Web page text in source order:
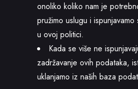
onoliko koliko nam je
pružimo uslugu i
u ovoj politici.
Kada se više ne
zadržavanje ovih podataka,
uklanjamo iz naših baza